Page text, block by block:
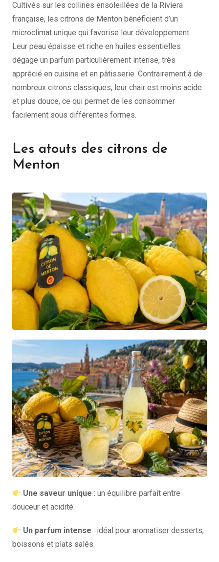
Cultivés sur les collines ensoleillées de la Riviera
française, les citrons de Menton bénéficient d’un
microclimat unique qui favorise leur développement.
Leur peau épaisse et riche en huiles essentielles
dégage un parfum particulièrement intense, très
apprécié en cuisine et en pâtisserie. Contrairement à de
nombreux citrons classiques, leur chair est moins acide
et plus douce, ce qui permet de les consommer
facilement sous différentes formes.
Les atouts des citrons de
Menton
Une saveur unique : un équilibre parfait entre
douceur et acidité.
Un parfum intense : idéal pour aromatiser desserts,
boissons et plats salés.